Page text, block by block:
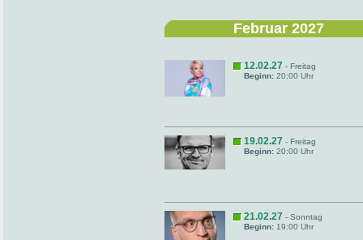
Februar 2027
12.02.27 - Freitag
Beginn: 20:00 Uhr
19.02.27 - Freitag
Beginn: 20:00 Uhr
21.02.27 - Sonntag
Beginn: 19:00 Uhr